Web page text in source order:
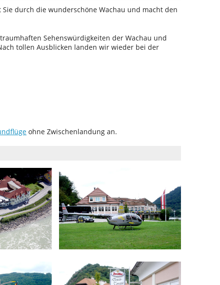
durch die wunderschöne Wachau und macht den
Sehenswürdigkeiten der Wachau und
tollen Ausblicken landen wir wieder bei der
ohne Zwischenlandung an.